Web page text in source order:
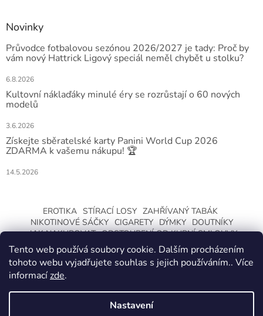
Tento web používá soubory cookie. Dalším procházením
tohoto webu vyjadřujete souhlas s jejich používáním.. Více
informacízde.
Nastavení
Novinky
Průvodce fotbalovou sezónou 2026/2027 je tady: Proč by
vám nový Hattrick Ligový speciál neměl chybět u stolku?
6.8.2026
Kultovní náklaďáky minulé éry se rozrůstají o 60 nových
modelů
3.6.2026
Získejte sběratelské karty Panini World Cup 2026
ZDARMA k vašemu nákupu! 🏆
14.5.2026
EROTIKA STÍRACÍ LOSY ZAHŘÍVANÝ TABÁK
NIKOTINOVÉ SÁČKY CIGARETY DÝMKY
DOUTNÍKY
JAK NAKUPOVAT ODSTOUPENÍ OD KUPNÍ SMLOUVY
Vytvořil Shoptet